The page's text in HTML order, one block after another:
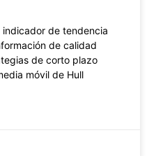
indicador de tendencia
de calidad
de corto plazo
móvil de Hull